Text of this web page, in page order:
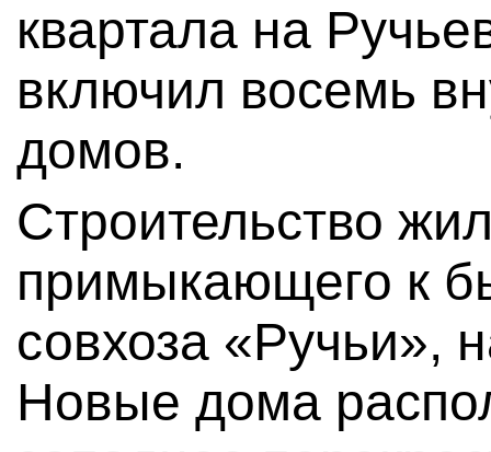
квартала на
включил восемь
домов.
Строительство
примыкающего к
совхоза «Ручьи»,
Новые дома